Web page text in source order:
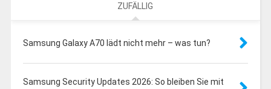
ZUFÄLLIG
Samsung Galaxy A70 lädt nicht mehr – was tun?
Samsung Security Updates 2026: So bleiben Sie mit